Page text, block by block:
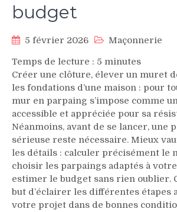
budget
5 février 2026
Maçonnerie
Temps de lecture : 5 minutes
Créer une clôture, élever un muret
les fondations d’une maison : pour
mur en parpaing s’impose comme
accessible et appréciée pour sa
Néanmoins, avant de se lancer, une
sérieuse reste nécessaire. Mieux
les détails : calculer précisément le
choisir les parpaings adaptés à
estimer le budget sans rien oublier.
but d’éclairer les différentes étapes
votre projet dans de bonnes